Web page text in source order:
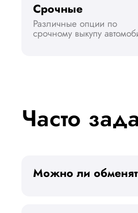
Срочные
Различные опции по
срочному выкупу
Часто
Можно ли